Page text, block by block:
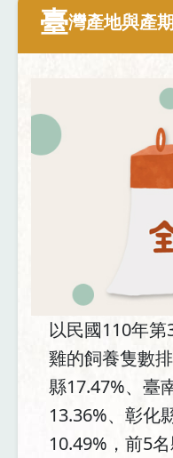
臺灣產地與產
以民國110年
雞的飼養隻數
縣17.47%、臺
13.36%、彰化
10.49%，前5